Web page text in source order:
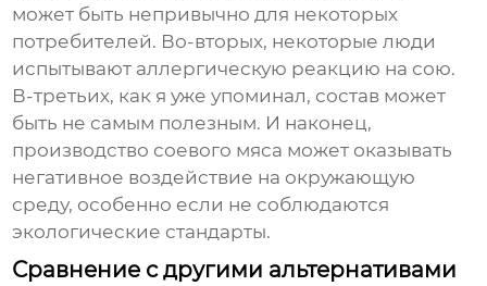
может быть непривычно для некоторых
потребителей. Во-вторых, некоторые люди
испытывают аллергическую реакцию на сою.
В-третьих, как я уже упоминал, состав может
быть не самым полезным. И наконец,
производство соевого мяса может оказывать
негативное воздействие на окружающую
среду, особенно если не соблюдаются
экологические стандарты.
Сравнение с другими альтернативами